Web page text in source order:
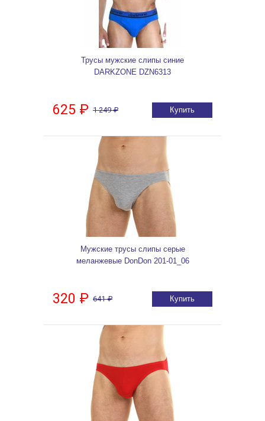
Трусы мужские слипы синие
DARKZONE DZN6313
625 ₽ 1 249 ₽ Купить
Мужские трусы слипы серые
меланжевые DonDon 201-01_06
320 ₽ 641 ₽ Купить